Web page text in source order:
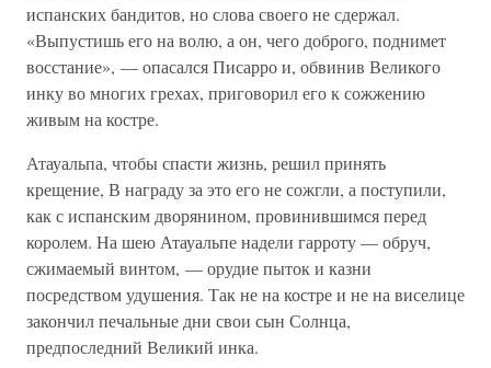
испанских бандитов, но слова своего не сдержал.
«Выпустишь его на волю, а он, чего доброго, поднимет
восстание», — опасался Писарро и, обвинив Великого
инку во многих грехах, приговорил его к сожжению
живым на костре.
Атауальпа, чтобы спасти жизнь, решил принять
крещение, В награду за это его не сожгли, а поступили,
как с испанским дворянином, провинившимся перед
королем. На шею Атауальпе надели гарроту — обруч,
сжимаемый винтом, — орудие пыток и казни
посредством удушения. Так не на костре и не на виселице
закончил печальные дни свои сын Солнца,
предпоследний Великий инка.